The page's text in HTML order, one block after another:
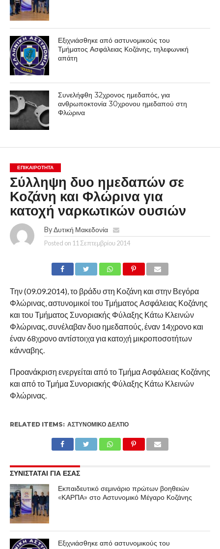
Εξιχνιάσθηκε από αστυνομικούς του
Τμήματος Ασφάλειας Κοζάνης, τηλεφωνική
απάτη
Συνελήφθη 32χρονος ημεδαπός, για
ανθρωποκτονία 30χρονου ημεδαπού στη
Φλώρινα
ΕΠΙΚΑΙΡΟΤΗΤΑ
Σύλληψη δυο ημεδαπών σε
Κοζάνη και Φλώρινα για
κατοχή ναρκωτικών ουσιών
By Δυτική Μακεδονία
Posted on 11 Σεπτεμβρίου 2014
Την (09.09.2014), το βράδυ στη Κοζάνη και στην Βεγόρα
Φλώρινας, αστυνομικοί του Τμήματος Ασφάλειας Κοζάνης
και του Τμήματος Συνοριακής Φύλαξης Κάτω Κλεινών
Φλώρινας, συνέλαβαν δυο ημεδαπούς, έναν 14χρονο και
έναν 68χρονο αντίστοιχα για κατοχή μικροποσοτήτων
κάνναβης.
Προανάκριση ενεργείται από το Τμήμα Ασφάλειας Κοζάνης
και από το Τμήμα Συνοριακής Φύλαξης Κάτω Κλεινών
Φλώρινας.
RELATED ITEMS: ΑΣΤΥΝΟΜΙΚΌ ΔΕΛΤΊΟ
ΣΥΝΙΣΤΑΤΑΙ ΓΙΑ ΕΣΑΣ
Εκπαιδευτικό σεμινάριο πρώτων βοηθειών
«ΚΑΡΠΑ» στο Αστυνομικό Μέγαρο Κοζάνης
Εξιχνιάσθηκε από αστυνομικούς του